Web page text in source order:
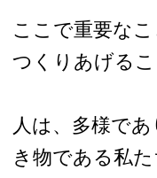
ここで重要な
つくりあげる
人は、多様で
き物である私